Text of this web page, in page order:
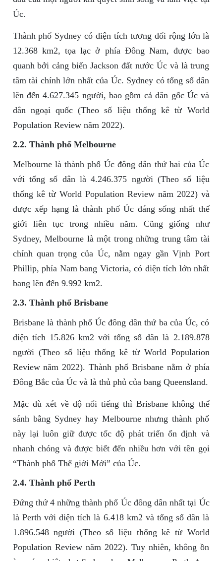
Úc.
Thành phố Sydney có diện tích tương đối rộng lớn là
12.368 km2, tọa lạc ở phía Đông Nam, được bao
quanh bởi cảng biển Jackson đất nước Úc và là trung
tâm tài chính lớn nhất của Úc. Sydney có tổng số dân
lên đến 4.627.345 người, bao gồm cả dân gốc Úc và
dân ngoại quốc (Theo số liệu thống kê từ World
Population Review năm 2022).
2.2. Thành phố Melbourne
Melbourne là thành phố Úc đông dân thứ hai của Úc
với tổng số dân là 4.246.375 người (Theo số liệu
thống kê từ World Population Review năm 2022) và
được xếp hạng là thành phố Úc đáng sống nhất thế
giới liên tục trong nhiều năm. Cũng giống như
Sydney, Melbourne là một trong những trung tâm tài
chính quan trọng của Úc, nằm ngay gần Vịnh Port
Phillip, phía Nam bang Victoria, có diện tích lớn nhất
bang lên đến 9.992 km2.
2.3. Thành phố Brisbane
Brisbane là thành phố Úc đông dân thứ ba của Úc, có
diện tích 15.826 km2 với tổng số dân là 2.189.878
người (Theo số liệu thống kê từ World Population
Review năm 2022). Thành phố Brisbane nằm ở phía
Đông Bắc của Úc và là thủ phủ của bang Queensland.
Mặc dù xét về độ nổi tiếng thì Brisbane không thể
sánh bằng Sydney hay Melbourne nhưng thành phố
này lại luôn giữ được tốc độ phát triển ổn định và
nhanh chóng và được biết đến nhiều hơn với tên gọi
“Thành phố Thế giới Mới” của Úc.
2.4. Thành phố Perth
Đứng thứ 4 những thành phố Úc đông dân nhất tại Úc
là Perth với diện tích là 6.418 km2 và tổng số dân là
1.896.548 người (Theo số liệu thống kê từ World
Population Review năm 2022). Tuy nhiên, không ồn